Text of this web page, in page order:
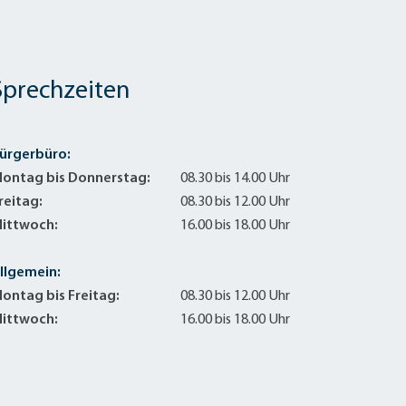
bis Donnerstag:
08.30 bis 14.00 Uhr
08.30 bis 12.00 Uhr
16.00 bis 18.00 Uhr
bis Freitag:
08.30 bis 12.00 Uhr
16.00 bis 18.00 Uhr